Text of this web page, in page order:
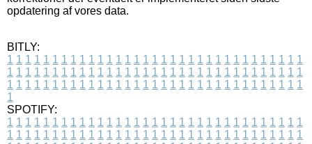
opdatering af vores data.
BITLY:
1 1 1 1 1 1 1 1 1 1 1 1 1 1 1 1 1 1 1 1 1 1 1 1 1 1 1 1 1 1 1 1 1
1 1 1 1 1 1 1 1 1 1 1 1 1 1 1 1 1 1 1 1 1 1 1 1 1 1 1 1 1 1 1 1 1
1 1 1 1 1 1 1 1 1 1 1 1 1 1 1 1 1 1 1 1 1 1 1 1 1 1 1 1 1 1 1 1 1
1
SPOTIFY:
1 1 1 1 1 1 1 1 1 1 1 1 1 1 1 1 1 1 1 1 1 1 1 1 1 1 1 1 1 1 1 1 1
1 1 1 1 1 1 1 1 1 1 1 1 1 1 1 1 1 1 1 1 1 1 1 1 1 1 1 1 1 1 1 1 1